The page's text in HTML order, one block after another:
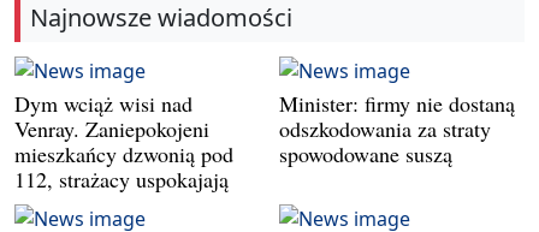
Najnowsze wiadomości
Dym wciąż wisi nad
Venray. Zaniepokojeni
mieszkańcy dzwonią pod
112, strażacy uspokajają
Minister: firmy nie dostaną
odszkodowania za straty
spowodowane suszą